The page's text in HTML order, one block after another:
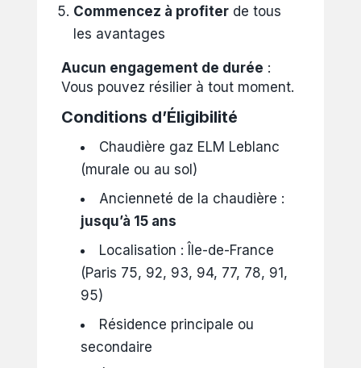
Commencez à profiter de tous
les avantages
Aucun engagement de durée :
Vous pouvez résilier à tout moment.
Conditions d’Éligibilité
Chaudière gaz ELM Leblanc
(murale ou au sol)
Ancienneté de la chaudière :
jusqu’à 15 ans
Localisation : Île-de-France
(Paris 75, 92, 93, 94, 77, 78, 91,
95)
Résidence principale ou
secondaire